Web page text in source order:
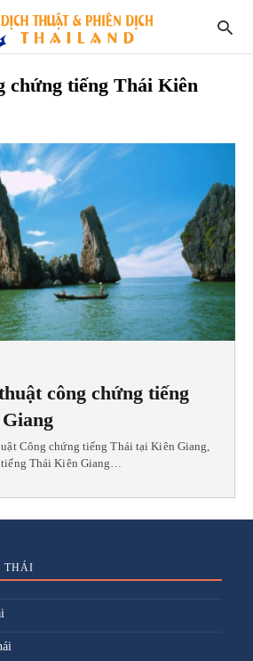
chứng tiếng Thái Kiên
công chứng tiếng
Công chứng tiếng Thái tại Kiên Giang,
Thái Kiên Giang…
THÁI